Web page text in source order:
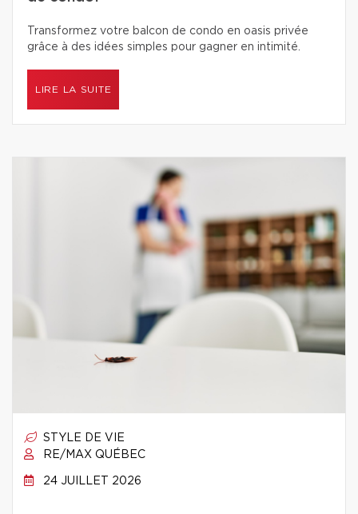
Transformez votre balcon de condo en oasis privée
grâce à des idées simples pour gagner en intimité.
LIRE LA SUITE
STYLE DE VIE
RE/MAX QUÉBEC
24 JUILLET 2026